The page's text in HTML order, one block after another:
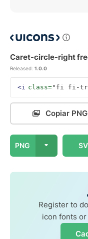
Caret-circle-right
Released: 1.0.0
<i class="fi fi-tr-
Copiar PNG
PNG
Register to
icon fonts or